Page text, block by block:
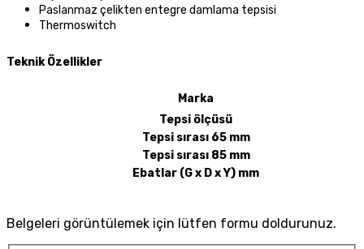
Paslanmaz çelikten entegre damlama tepsisi
Thermoswitch
Teknik Özellikler
Marka
Tepsi ölçüsü
Tepsi sırası 65 mm
Tepsi sırası 85 mm
Ebatlar (G x D x Y) mm
Belgeleri görüntülemek için lütfen formu doldurunuz.